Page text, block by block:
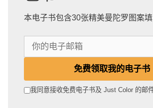
本电子书包含30张精美曼陀罗图案
邮
免费领取我的电子书
我同意接收免费电子书及 Just Color 的邮